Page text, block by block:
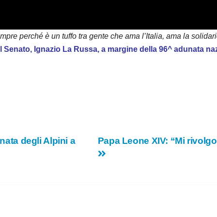
e
o
perché è un tuffo tra gente che ama l’Italia, ama la
Senato, Ignazio La Russa, a margine della 96^ adunata
Papa Leone XIV: “Mi
degli Alpini a